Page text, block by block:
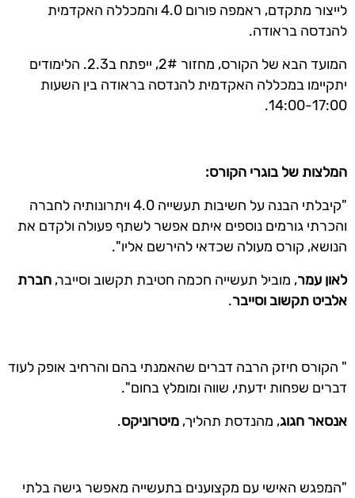
לייצור מתקדם, ראמפה פורום 4.0 והמכללה האקדמית
להנדסה בראודה.
המועד הבא של הקורס, מחזור 2#, ייפתח ב2.3. הלימודים
יתקיימו במכללה האקדמית להנדסה בראודה בין השעות
14:00-17:00.
המלצות של בוגרי הקורס:
"קיבלתי הבנה על חשיבות תעשייה 4.0 ויתרונותיה לחברה
והכרתי גורמים נוספים איתם אפשר לשתף פעולה ולקדם את
הנושא, קורס מעולה שכדאי להירשם אליו".
לאון עמר, מוביל תעשייה חכמה חטיבת תקשוב וסייבר, חברת
אלביט תקשוב וסייבר.
" הקורס חיזק הרבה דברים שהאמנתי בהם והרחיב אופק לעוד
דברים שפחות ידעתי, שווה ומומלץ בחום".
אנסאר חגוג, מהנדסת תהליך, מיטרוניקס.
"המפגש האישי עם מקצוענים בתעשייה מאפשר גישה בלתי